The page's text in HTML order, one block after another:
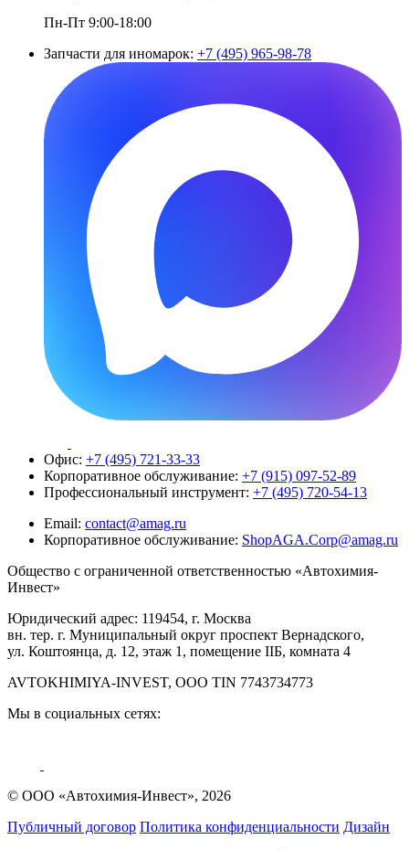
Пн-Пт 9:00-18:00
Запчасти для иномарок: +7 (495) 965-98-78
Офис: +7 (495) 721-33-33
Корпоративное обслуживание: +7 (915) 097-52-89
Профессиональный инструмент: +7 (495) 720-54-13
Email: contact@amag.ru
Корпоративное обслуживание: ShopAGA.Corp@amag.ru
Общество с ограниченной ответственностью «Автохимия-
Инвест»
Юридический адрес: 119454, г. Москва
вн. тер. г. Муниципальный округ проспект Вернадского,
ул. Коштоянца, д. 12, этаж 1, помещение IIБ, комната 4
AVTOKHIMIYA-INVEST, OOO TIN 7743734773
Мы в социальных сетях:
© ООО «Автохимия-Инвест», 2026
Публичный договор Политика конфиденциальности Дизайн